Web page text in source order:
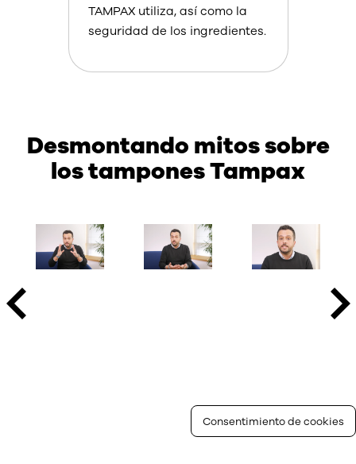
TAMPAX utiliza, así como la
seguridad de los ingredientes.
Desmontando mitos sobre
los tampones Tampax